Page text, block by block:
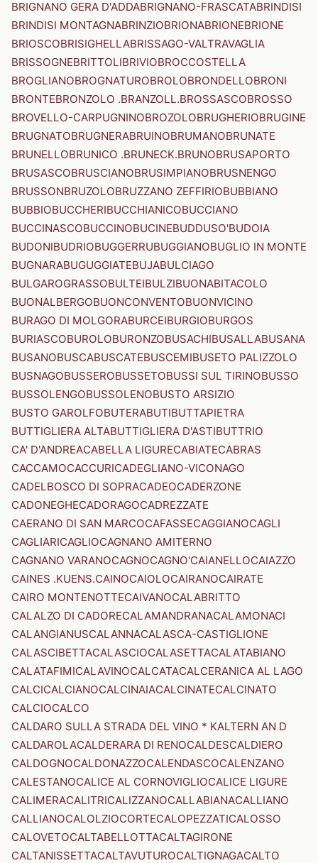
BRIGNANO GERA D'ADDABRIGNANO-FRASCATABRINDISI
BRINDISI MONTAGNABRINZIOBRIONABRIONEBRIONE
BRIOSCOBRISIGHELLABRISSAGO-VALTRAVAGLIA
BRISSOGNEBRITTOLIBRIVIOBROCCOSTELLA
BROGLIANOBROGNATUROBROLOBRONDELLOBRONI
BRONTEBRONZOLO .BRANZOLL.BROSSASCOBROSSO
BROVELLO-CARPUGNINOBROZOLOBRUGHERIOBRUGINE
BRUGNATOBRUGNERABRUINOBRUMANOBRUNATE
BRUNELLOBRUNICO .BRUNECK.BRUNOBRUSAPORTO
BRUSASCOBRUSCIANOBRUSIMPIANOBRUSNENGO
BRUSSONBRUZOLOBRUZZANO ZEFFIRIOBUBBIANO
BUBBIOBUCCHERIBUCCHIANICOBUCCIANO
BUCCINASCOBUCCINOBUCINEBUDDUSO'BUDOIA
BUDONIBUDRIOBUGGERRUBUGGIANOBUGLIO IN MONTE
BUGNARABUGUGGIATEBUJABULCIAGO
BULGAROGRASSOBULTEIBULZIBUONABITACOLO
BUONALBERGOBUONCONVENTOBUONVICINO
BURAGO DI MOLGORABURCEIBURGIOBURGOS
BURIASCOBUROLOBURONZOBUSACHIBUSALLABUSANA
BUSANOBUSCABUSCATEBUSCEMIBUSETO PALIZZOLO
BUSNAGOBUSSEROBUSSETOBUSSI SUL TIRINOBUSSO
BUSSOLENGOBUSSOLENOBUSTO ARSIZIO
BUSTO GAROLFOBUTERABUTIBUTTAPIETRA
BUTTIGLIERA ALTABUTTIGLIERA D'ASTIBUTTRIO
CA' D'ANDREACABELLA LIGURECABIATECABRAS
CACCAMOCACCURICADEGLIANO-VICONAGO
CADELBOSCO DI SOPRACADEOCADERZONE
CADONEGHECADORAGOCADREZZATE
CAERANO DI SAN MARCOCAFASSECAGGIANOCAGLI
CAGLIARICAGLIOCAGNANO AMITERNO
CAGNANO VARANOCAGNOCAGNO'CAIANELLOCAIAZZO
CAINES .KUENS.CAINOCAIOLOCAIRANOCAIRATE
CAIRO MONTENOTTECAIVANOCALABRITTO
CALALZO DI CADORECALAMANDRANACALAMONACI
CALANGIANUSCALANNACALASCA-CASTIGLIONE
CALASCIBETTACALASCIOCALASETTACALATABIANO
CALATAFIMICALAVINOCALCATACALCERANICA AL LAGO
CALCICALCIANOCALCINAIACALCINATECALCINATO
CALCIOCALCO
CALDARO SULLA STRADA DEL VINO * KALTERN AN D
CALDAROLACALDERARA DI RENOCALDESCALDIERO
CALDOGNOCALDONAZZOCALENDASCOCALENZANO
CALESTANOCALICE AL CORNOVIGLIOCALICE LIGURE
CALIMERACALITRICALIZZANOCALLABIANACALLIANO
CALLIANOCALOLZIOCORTECALOPEZZATICALOSSO
CALOVETOCALTABELLOTTACALTAGIRONE
CALTANISSETTACALTAVUTUROCALTIGNAGACALTO